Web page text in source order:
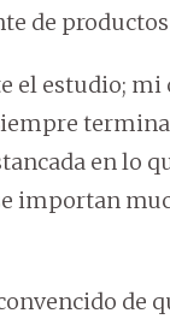
de
el estudio;
en lo
importan